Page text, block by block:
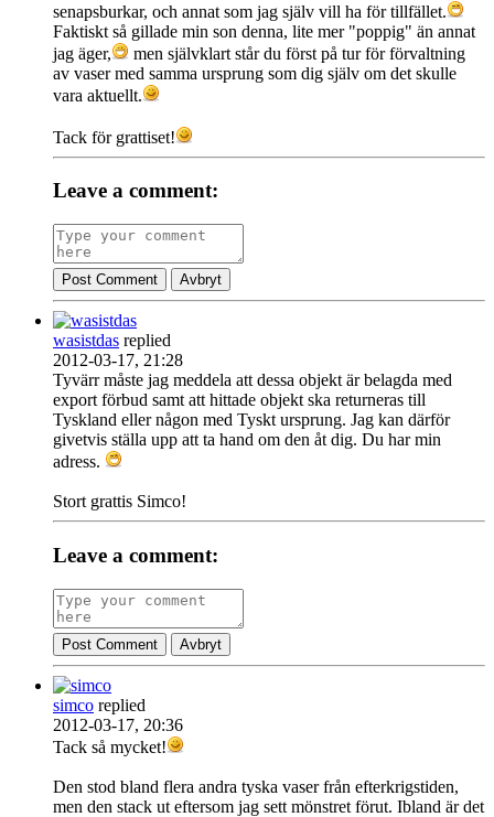
senapsburkar, och annat som jag själv vill ha för tillfället.
Faktiskt så gillade min son denna, lite mer "poppig" än annat
jag äger,
men självklart står du först på tur för förvaltning
av vaser med samma ursprung som dig själv om det skulle
vara aktuellt.
Tack för grattiset!
Leave a comment:
Post Comment Avbryt
wasistdas replied
2012-03-17, 21:28
Tyvärr måste jag meddela att dessa objekt är belagda med
export förbud samt att hittade objekt ska returneras till
Tyskland eller någon med Tyskt ursprung. Jag kan därför
givetvis ställa upp att ta hand om den åt dig. Du har min
adress.
Stort grattis Simco!
Leave a comment:
Post Comment Avbryt
simco replied
2012-03-17, 20:36
Tack så mycket!
Den stod bland flera andra tyska vaser från efterkrigstiden,
men den stack ut eftersom jag sett mönstret förut. Ibland är det